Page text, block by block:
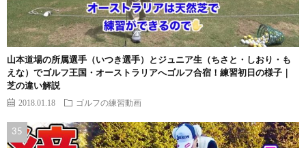
山本道場の所属選手（いつき選手）とジュニア生（ちさと・しおり・も
えな）でゴルフ王国・オーストラリアへゴルフ合宿！練習初日の様子｜
芝の違い解説
2018.01.18 ゴルフの練習動画